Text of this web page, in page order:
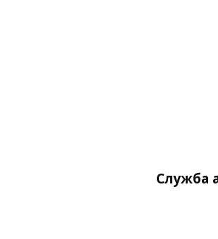
Служба